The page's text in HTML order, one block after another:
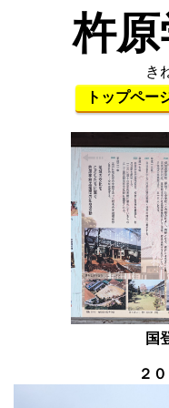
杵
き
トップペー
国
２